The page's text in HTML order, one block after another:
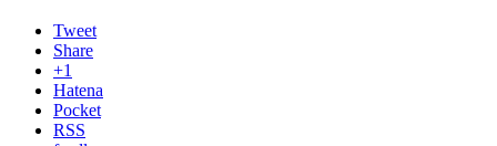
Tweet
Share
+1
Hatena
Pocket
RSS